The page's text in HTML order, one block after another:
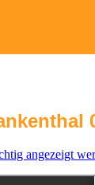
angezeigt